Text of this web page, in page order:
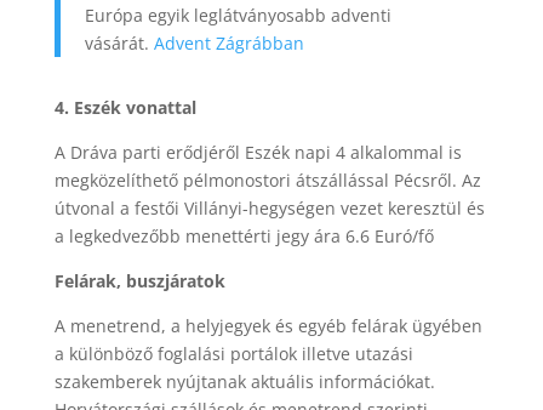
Európa egyik leglátványosabb adventi
vásárát. Advent Zágrábban
4. Eszék vonattal
A Dráva parti erődjéről Eszék napi 4 alkalommal is
megközelíthető pélmonostori átszállással Pécsről. Az
útvonal a festői Villányi-hegységen vezet keresztül és
a legkedvezőbb menettérti jegy ára 6.6 Euró/fő
Felárak, buszjáratok
A menetrend, a helyjegyek és egyéb felárak ügyében
a különböző foglalási portálok illetve utazási
szakemberek nyújtanak aktuális információkat.